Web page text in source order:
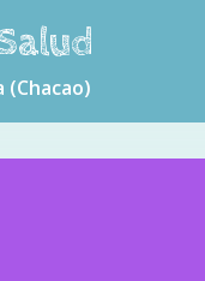
(Chacao)